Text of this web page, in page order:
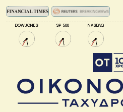
DOW JONES SP 500 NASDAQ